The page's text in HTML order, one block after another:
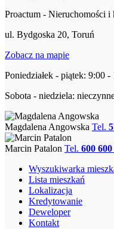
Proactum - Nieruchomości i
ul. Bydgoska 20, Toruń
Zobacz na mapie
Poniedziałek - piątek: 9:00 -
Sobota - niedziela:
Magdalena Angowska Tel.
Marcin Patalon Tel. 600
Wyszukiwarka
Lista mieszkań
Lokalizacja
Kredytowanie
Deweloper
Kontakt